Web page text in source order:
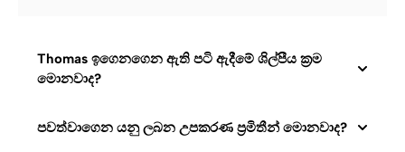
Thomas ඉගෙනගෙන ඇති පටි ඇදීමේ ශිල්පීය ක්‍රම
මොනවාද?
පවත්වාගෙන යනු ලබන උපකරණ ප්‍රමිතීන් මොනවාද?